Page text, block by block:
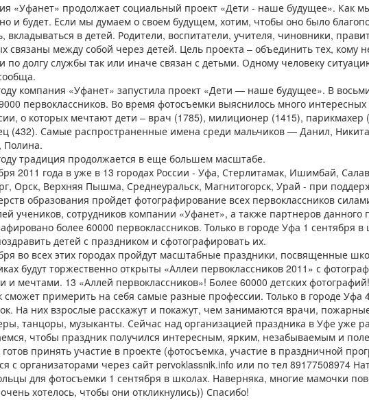
«Уфанет» продолжает социальный проект «Дети - наше будущее». Как
и будет. Если мы думаем о своем будущем, хотим, чтобы оно было
вкладываться в детей. Родители, воспитатели, учителя, чиновники,
связаны между собой через детей. Цель проекта – объединить тех, кому
по долгу службы так или иначе связан с детьми. Одному человеку
компания «Уфанет» запустила проект «Дети — наше будущее». В
первоклассников. Во время фотосъемки выяснилось много
о которых мечтают дети – врач (1785), милиционер (1415),
(432). Самые распространенные имена среди мальчиков — Данил,
Полина.
традиция продолжается в еще большем масштабе.
2011 года в уже в 13 городах России - Уфа, Стерлитамак, Ишимбай,
Орск, Верхняя Пышма, Среднеуральск, Магнитогорск, Урай - при
образования пройдет фотографирование всех первоклассников
учеников, сотрудников компании «Уфанет», а также партнеров данного
более 60000 первоклассников. Только в городе Уфа 1 сентября
детей с праздником и сфотографировать их.
во всех этих городах пройдут масштабные праздники, посвященные
будут торжественно открыты «Аллеи первоклассников 2011» с
и мечтами. 13 «Аллей первоклассников»! Более 60000 детских
сможет примерить на себя самые разные профессии. Только в городе Уфа
На них взрослые расскажут и покажут, чем занимаются врачи,
танцоры, музыканты. Сейчас над организацией праздника в Уфе уже
чтобы праздник получился интересным, ярким, незабываемым и
готов принять участие в проекте (фотосъемка, участие в праздничной
с организаторами через сайт pervoklassnik.info или по тел 89177508974
для фотосъемки 1 сентября в школах. Наверняка, многие мамочки
хотелось, чтобы они откликнулись)) Спасибо!